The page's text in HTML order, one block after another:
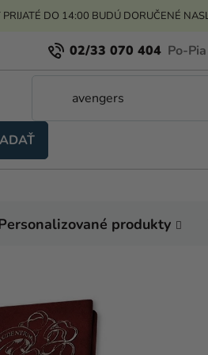
PRIJATÉ DO 14:00 BUDÚ DORUČENÉ
02/33 070 404
produkty